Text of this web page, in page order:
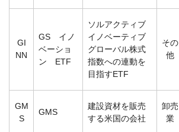
GI
NN
GS イノ
ベーショ
ン ETF
ソルアクティブ
イノベーティブ
グローバル株式
指数への連動を
目指すETF
その
他
GM
S
GMS
建設資材を販売
する米国の会社
卸売
業